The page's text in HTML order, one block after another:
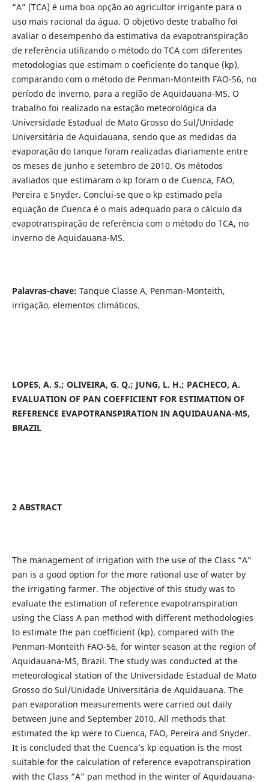
“A” (TCA) é uma boa opção ao agricultor irrigante para o
uso mais racional da água. O objetivo deste trabalho foi
avaliar o desempenho da estimativa da evapotranspiração
de referência utilizando o método do TCA com diferentes
metodologias que estimam o coeficiente do tanque (kp),
comparando com o método de Penman-Monteith FAO-56, no
período de inverno, para a região de Aquidauana-MS. O
trabalho foi realizado na estação meteorológica da
Universidade Estadual de Mato Grosso do Sul/Unidade
Universitária de Aquidauana, sendo que as medidas da
evaporação do tanque foram realizadas diariamente entre
os meses de junho e setembro de 2010. Os métodos
avaliados que estimaram o kp foram o de Cuenca, FAO,
Pereira e Snyder. Conclui-se que o kp estimado pela
equação de Cuenca é o mais adequado para o cálculo da
evapotranspiração de referência com o método do TCA, no
inverno de Aquidauana-MS.
Palavras-chave: Tanque Classe A, Penman-Monteith,
irrigação, elementos climáticos.
LOPES, A. S.; OLIVEIRA, G. Q.; JUNG, L. H.; PACHECO, A.
EVALUATION OF PAN COEFFICIENT FOR ESTIMATION OF
REFERENCE EVAPOTRANSPIRATION IN AQUIDAUANA-MS,
BRAZIL
2 ABSTRACT
The management of irrigation with the use of the Class “A”
pan is a good option for the more rational use of water by
the irrigating farmer. The objective of this study was to
evaluate the estimation of reference evapotranspiration
using the Class A pan method with different methodologies
to estimate the pan coefficient (kp), compared with the
Penman-Monteith FAO-56, for winter season at the region of
Aquidauana-MS, Brazil. The study was conducted at the
meteorological station of the Universidade Estadual de Mato
Grosso do Sul/Unidade Universitária de Aquidauana. The
pan evaporation measurements were carried out daily
between June and September 2010. All methods that
estimated the kp were to Cuenca, FAO, Pereira and Snyder.
It is concluded that the Cuenca’s kp equation is the most
suitable for the calculation of reference evapotranspiration
with the Class “A” pan method in the winter of Aquidauana-